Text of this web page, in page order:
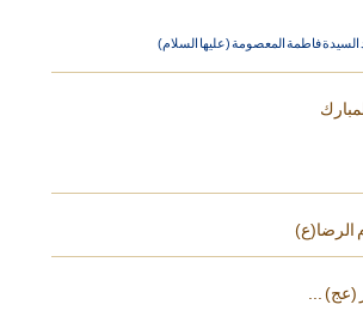
السيدة فاطمة المعصومة (عليها السلام)
الرضا(ع)
...